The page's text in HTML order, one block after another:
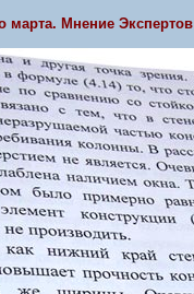
марта. Мнение Экспертов